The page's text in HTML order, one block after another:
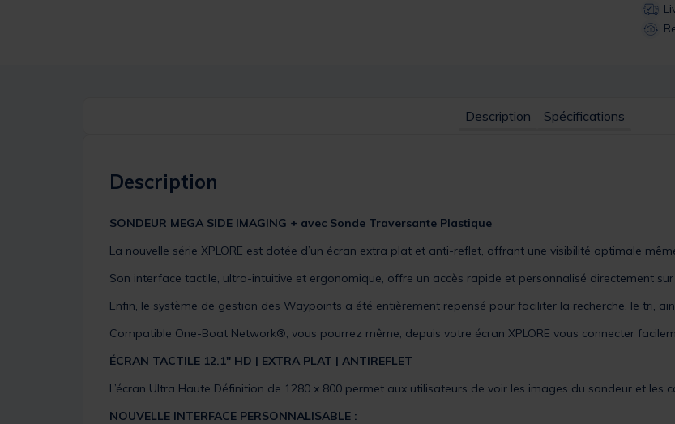
Description Spécifications
Description
SONDEUR MEGA SIDE IMAGING + avec Sonde Traversante Plastique
La nouvelle série XPLORE est dotée d’un écran extra plat et anti-reflet, offrant une visibilité optimale
Son interface tactile, ultra-intuitive et ergonomique, offre un accès rapide et personnalisé directement
Enfin, le système de gestion des Waypoints a été entièrement repensé pour faciliter la recherche, le tri,
Compatible One-Boat Network®, vous pourrez même, depuis votre écran XPLORE vous connecter
ÉCRAN TACTILE 12.1" HD | EXTRA PLAT | ANTIREFLET
L’écran Ultra Haute Définition de 1280 x 800 permet aux utilisateurs de voir les images du sondeur et les
NOUVELLE INTERFACE PERSONNALISABLE :